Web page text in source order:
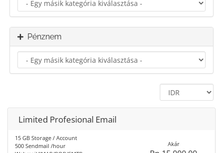
Pénznem
Limited Profesional Email
15 GB Storage / Account
500 Sendmail /hour
Akár